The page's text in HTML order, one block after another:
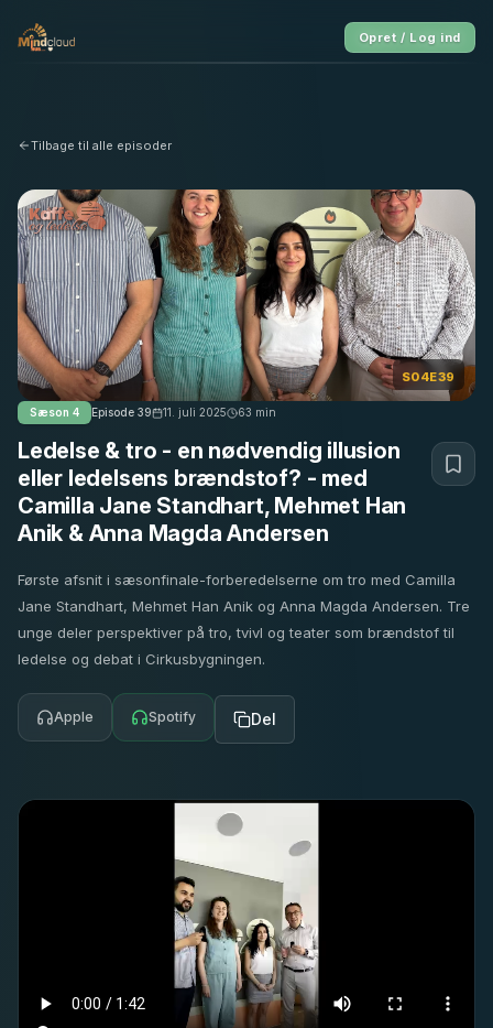
Opret / Log ind
Tilbage til alle episoder
S04E39
Sæson 4 Episode 39 11. juli 2025 63 min
Ledelse & tro - en nødvendig illusion
eller ledelsens brændstof? - med
Camilla Jane Standhart, Mehmet Han
Anik & Anna Magda Andersen
Første afsnit i sæsonfinale-forberedelserne om tro med Camilla
Jane Standhart, Mehmet Han Anik og Anna Magda Andersen. Tre
unge deler perspektiver på tro, tvivl og teater som brændstof til
ledelse og debat i Cirkusbygningen.
Apple Spotify Del